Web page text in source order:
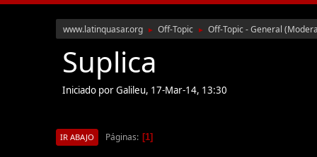
www.latinquasar.org ► Off-Topic ► Off-Topic - General
Suplica
Iniciado por Galileu, 17-Mar-14, 13:30
IR ABAJO Páginas 1